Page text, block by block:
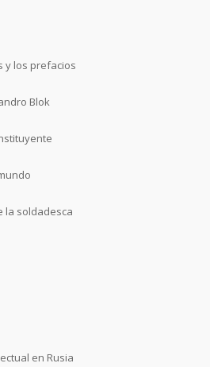
y los prefacios
Blok
la soldadesca
en Rusia